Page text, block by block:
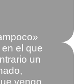
el que
un